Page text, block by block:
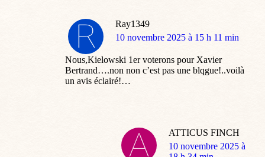
Ray1349
dit
10 novembre 2025 à 15 h 11 min
Nous,Kielowski 1er voterons pour Xavier
Bertrand….non non c’est pas une blqgue!..voilà
un avis éclairé!…
ATTICUS FINCH
dit
10 novembre 2025 à